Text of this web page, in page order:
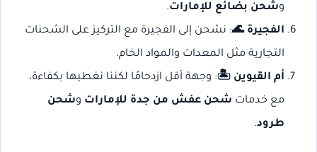
وشحن بضائع للإمارات.
الفجيرة 🌊: نشحن إلى الفجيرة مع التركيز على الشحنات
التجارية مثل المعدات والمواد الخام.
أم القيوين 🏝️: وجهة أقل ازدحامًا لكننا نغطيها بكفاءة،
مع خدمات شحن عفش من جدة للإمارات وشحن
طرود.